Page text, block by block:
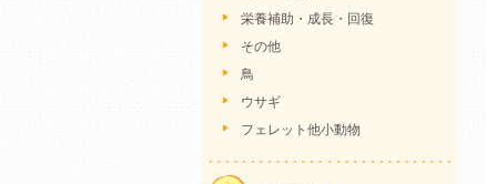
栄養補助・成長・回復
その他
鳥
ウサギ
フェレット他小動物